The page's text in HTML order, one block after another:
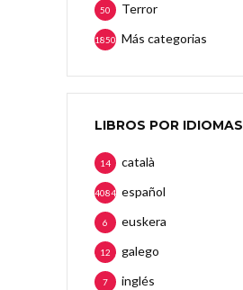
Terror
50
Más categorias
1850
LIBROS POR IDIOMAS
català
14
español
4084
euskera
6
galego
12
inglés
7